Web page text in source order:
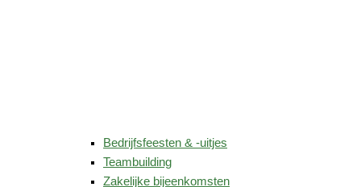
Bedrijfsfeesten & -uitjes
Teambuilding
Zakelijke bijeenkomsten